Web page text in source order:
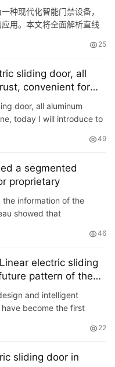
种现代化智能门禁设备，
用。本文将全面解析直线
门红科技有限公司小编一
闭，具有快速响应、高效
25
sliding door, all
convenient for
door, all aluminum
today I will introduce to
49
a segmented
proprietary
the information of the
showed that
46
electric sliding
pattern of the
and intelligent
become the first
22
sliding door in